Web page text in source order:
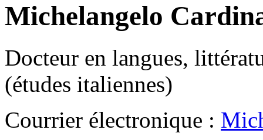
Michelangelo
Docteur en langues,
(études italiennes)
Courrier électronique :